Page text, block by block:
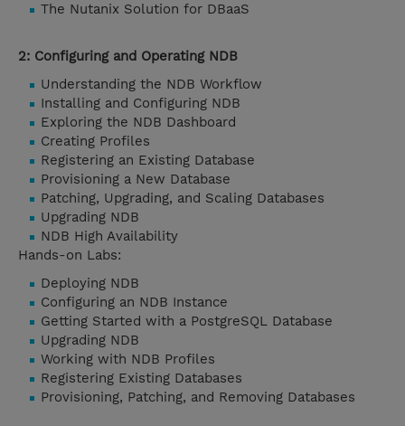
The Nutanix Solution for DBaaS
2: Configuring and Operating NDB
Understanding the NDB Workflow
Installing and Configuring NDB
Exploring the NDB Dashboard
Creating Profiles
Registering an Existing Database
Provisioning a New Database
Patching, Upgrading, and Scaling Databases
Upgrading NDB
NDB High Availability
Hands-on Labs:
Deploying NDB
Configuring an NDB Instance
Getting Started with a PostgreSQL Database
Upgrading NDB
Working with NDB Profiles
Registering Existing Databases
Provisioning, Patching, and Removing Databases